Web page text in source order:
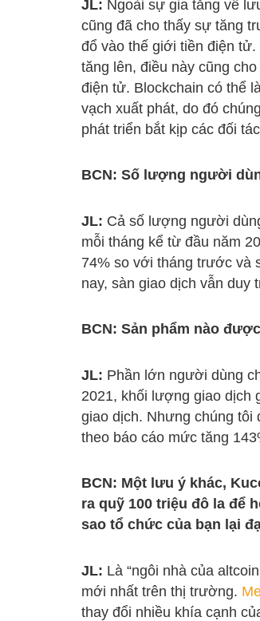
JL: Ngoài sự gia tăng về
cũng đã cho thấy sự tăng
đổ vào thế giới tiền điện
tăng lên, điều này cũng
điện tử. Blockchain có thể
vạch xuất phát, do đó
phát triển bắt kịp các đối
BCN: Số lượng người
JL: Cả số lượng người
mỗi tháng kể từ đầu năm
74% so với tháng trước và
nay, sàn giao dịch vẫn
BCN: Sản phẩm nào
JL: Phần lớn người dùng
2021, khối lượng giao dịch
giao dịch. Nhưng chúng tôi
theo báo cáo mức tăng
BCN: Một lưu ý khác,
ra quỹ 100 triệu đô la để
sao tổ chức của bạn lại
JL: Là “ngôi nhà của
mới nhất trên thị trường.
thay đổi nhiều khía cạnh